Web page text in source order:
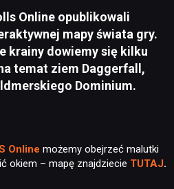
Online opublikowali
mapy świata gry.
krainy dowiemy się kilku
temat ziem Daggerfall,
Dominium.
Online możemy obejrzeć malutki
okiem – mapę znajdziecie TUTAJ.